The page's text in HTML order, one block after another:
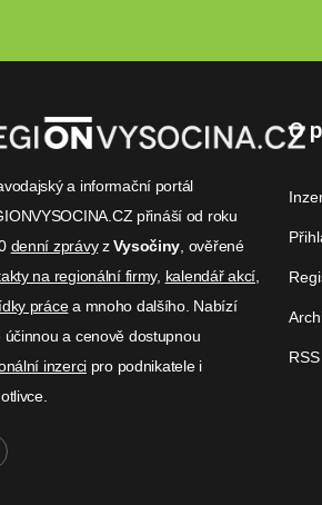
a informační portál
přináší od roku
denní zprávyzVysočiny, ověřené
na regionální firmy, kalendář akcí,
prácea mnoho dalšího. Nabízí
účinnou a cenově dostupnou
inzercipro podnikatele i
O
RSS